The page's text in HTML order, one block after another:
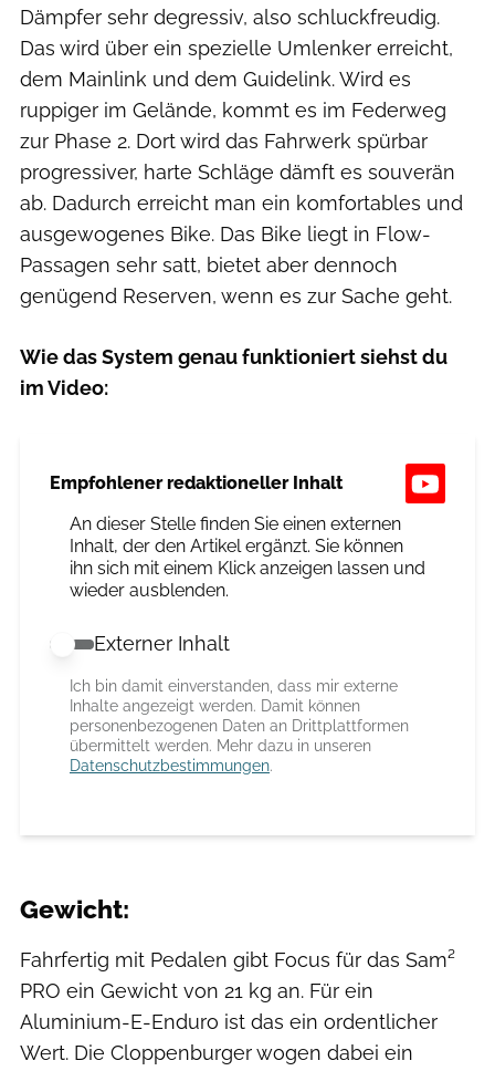
Dämpfer sehr degressiv, also schluckfreudig.
Das wird über ein spezielle Umlenker erreicht,
dem Mainlink und dem Guidelink. Wird es
ruppiger im Gelände, kommt es im Federweg
zur Phase 2. Dort wird das Fahrwerk spürbar
progressiver, harte Schläge dämft es souverän
ab. Dadurch erreicht man ein komfortables und
ausgewogenes Bike. Das Bike liegt in Flow-
Passagen sehr satt, bietet aber dennoch
genügend Reserven, wenn es zur Sache geht.
Wie das System genau funktioniert siehst du
im Video:
Empfohlener redaktioneller Inhalt
An dieser Stelle finden Sie einen externen
Inhalt, der den Artikel ergänzt. Sie können
ihn sich mit einem Klick anzeigen lassen und
wieder ausblenden.
Externer Inhalt erlauben
Externer Inhalt
Ich bin damit einverstanden, dass mir externe
Inhalte angezeigt werden. Damit können
personenbezogenen Daten an Drittplattformen
übermittelt werden. Mehr dazu in unseren
Datenschutzbestimmungen.
Gewicht:
Fahrfertig mit Pedalen gibt Focus für das Sam²
PRO ein Gewicht von 21 kg an. Für ein
Aluminium-E-Enduro ist das ein ordentlicher
Wert. Die Cloppenburger wogen dabei ein